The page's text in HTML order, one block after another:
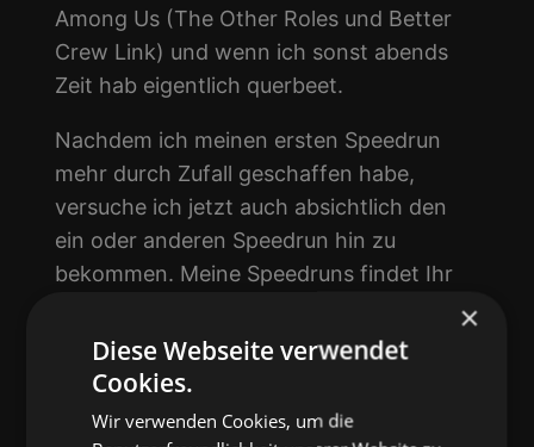
Among Us (The Other Roles und Better
Crew Link) und wenn ich sonst abends
Zeit hab eigentlich querbeet.
Nachdem ich meinen ersten Speedrun
mehr durch Zufall geschaffen habe,
versuche ich jetzt auch absichtlich den
ein oder anderen Speedrun hin zu
bekommen. Meine Speedruns findet Ihr
Neuste Starfield Guides
×
Diese Webseite verwendet
Cookies.
Wir verwenden Cookies, um die